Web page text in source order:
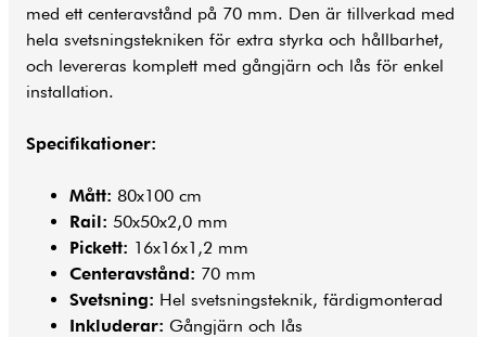
med ett centeravstånd på 70 mm. Den är tillverkad med
hela svetsningstekniken för extra styrka och hållbarhet,
och levereras komplett med gångjärn och lås för enkel
installation.
Specifikationer:
Mått: 80x100 cm
Rail: 50x50x2,0 mm
Pickett: 16x16x1,2 mm
Centeravstånd: 70 mm
Svetsning: Hel svetsningsteknik, färdigmonterad
Inkluderar: Gångjärn och lås